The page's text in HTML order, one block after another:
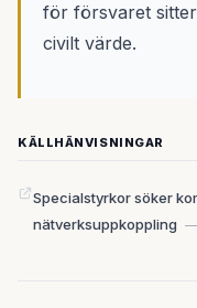
för försvaret
civilt värde.
KÄLLHÄNVISNINGAR
Specialstyrkor söker
nätverksuppkoppling —